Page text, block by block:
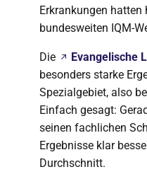
Erkrankungen hatten
bundesweiten IQM-
Die Evangelische
besonders starke
Spezialgebiet, also
Einfach gesagt:
seinen fachlichen
Ergebnisse klar
Durchschnitt.